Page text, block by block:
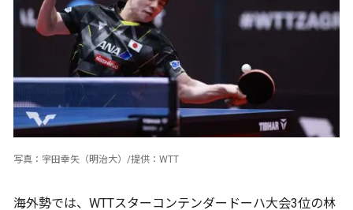
写真：宇田幸矢（明治大）/提供：WTT
海外勢では、WTTスターコンテンダードーハ大会3位の林